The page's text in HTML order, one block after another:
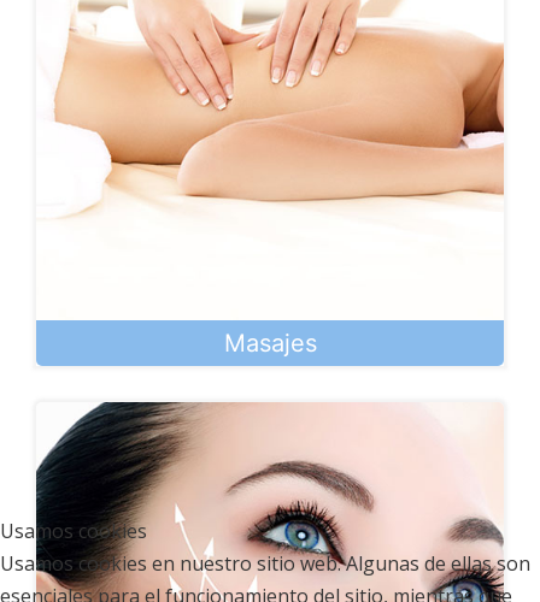
Masajes
Usamos cookies
Usamos cookies en nuestro sitio web. Algunas de ellas son
esenciales para el funcionamiento del sitio, mientras que